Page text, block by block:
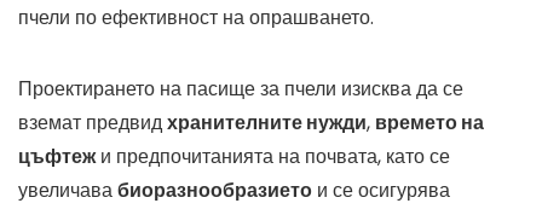
пчели по ефективност на опрашването.
Проектирането на пасище за пчели изисква да се
вземат предвидхранителните нужди, времето на
цъфтежи предпочитанията на почвата, като се
увеличавабиоразнообразието и се осигурява